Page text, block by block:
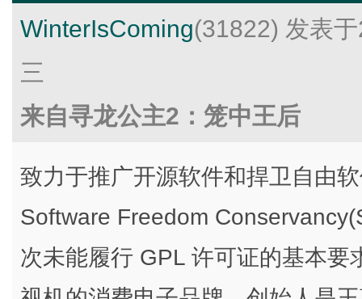
WinterIsComing(31822) 发表
三
来自寻龙公主2：笼中王后
致力于推广开源软件和捍卫自由
Software Freedom
次未能履行 GPL 许可证的基本